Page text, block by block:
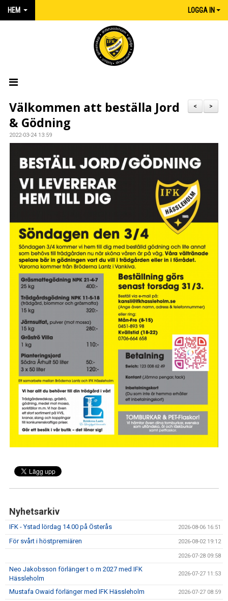
HEM LOGGA IN
HEM
NYHETER
KALENDER
IFK:AREN
IFK GER TILLBAKA
50/50 LOTTERIET
IFK TIPSET 2026
VM-TIPSET 2026
>
<
Välkommen att beställa Jord
& Gödning
2022-03-24 13:59
Nyhetsarkiv
IFK - Ystad lördag 14.00 på Österås 2026-08-06 16:51
För svårt i höstpremiären 2026-08-02 19:12
2026-07-28 09:58
Neo Jakobsson förlänger t o m 2027 med IFK
Hässleholm
2026-07-27 11:53
Mustafa Owaid förlänger med IFK Hässleholm 2026-07-27 08:59